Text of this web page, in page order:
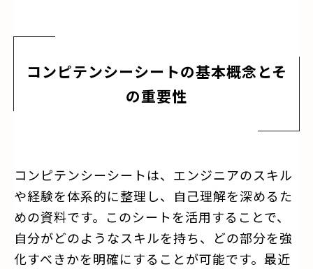
コンピテンシーシートの基本概念とそ
の重要性
コンピテンシーシートは、エンジニアのスキル
や経験を体系的に整理し、自己理解を深めるた
めの資料です。このシートを活用することで、
自分がどのようなスキルを持ち、どの部分を強
化すべきかを明確にすることが可能です。最近